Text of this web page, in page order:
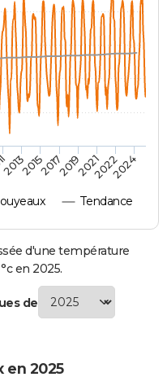
Tendance
2013201520172019202120222024
d'une température
en 2025.
de
en 2025